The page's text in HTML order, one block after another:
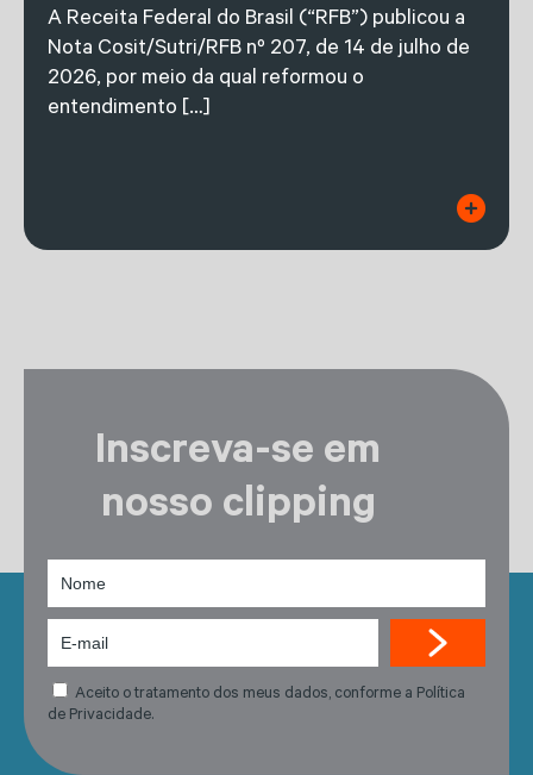
A Receita Federal do Brasil (“RFB”) publicou a
Nota Cosit/Sutri/RFB nº 207, de 14 de julho de
2026, por meio da qual reformou o
entendimento […]
Inscreva-se em
nosso clipping
Aceito o tratamento dos meus dados, conforme a Política
de Privacidade.